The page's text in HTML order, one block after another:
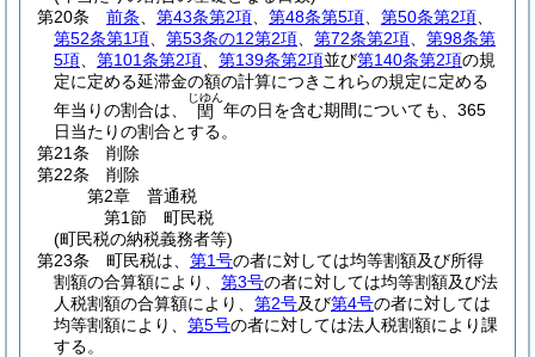
第20条
前条 第43条第2項 第48条第5項 第50条第2項
第52条第1項
第53条の12第2項 第72条第2項
第98条第
5項
第101条第2項 第139条第2項並び第140条第2項の規
定に定める延滞金の額の計算につきこれらの規定に定める
年当りの割合は、
閏
じゆん
年の日を含む期間についても、365
日当たりの割合とする。
第21条
削除
第22条
削除
第2章
普通税
第1節
町民税
(町民税の納税義務者等)
第23条
町民税は、 第1号の者に対しては均等割額及び所得
割額の合算額により、 第3号の者に対しては均等割額及び法
人税割額の合算額により、 第2号及び第4号の者に対しては
均等割額により、 第5号の者に対しては法人税割額により課
する。